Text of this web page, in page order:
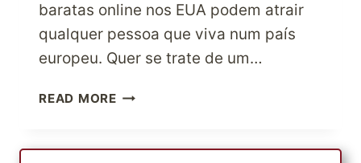
baratas online nos EUA podem atrair
qualquer pessoa que viva num país
europeu. Quer se trate de um…
READ MORECOMPRAR
ENVIO